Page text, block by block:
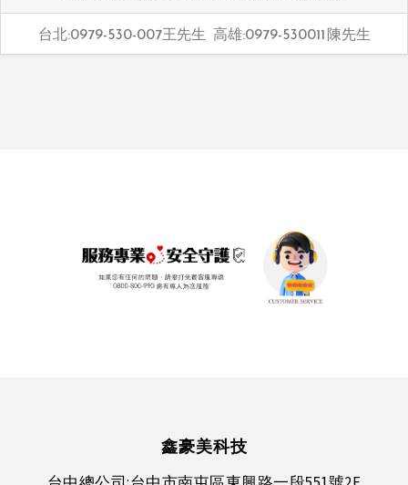
台北:0979-530-007王先生 高雄:0979-530011 陳先生
鑫豪美科技